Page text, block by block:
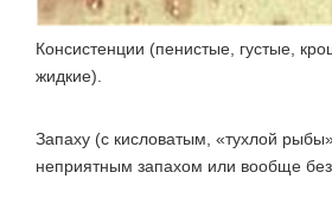
Консистенции (пенистые, густые,
жидкие).
Запаху (с кисловатым, «тухлой
неприятным запахом или вообще без